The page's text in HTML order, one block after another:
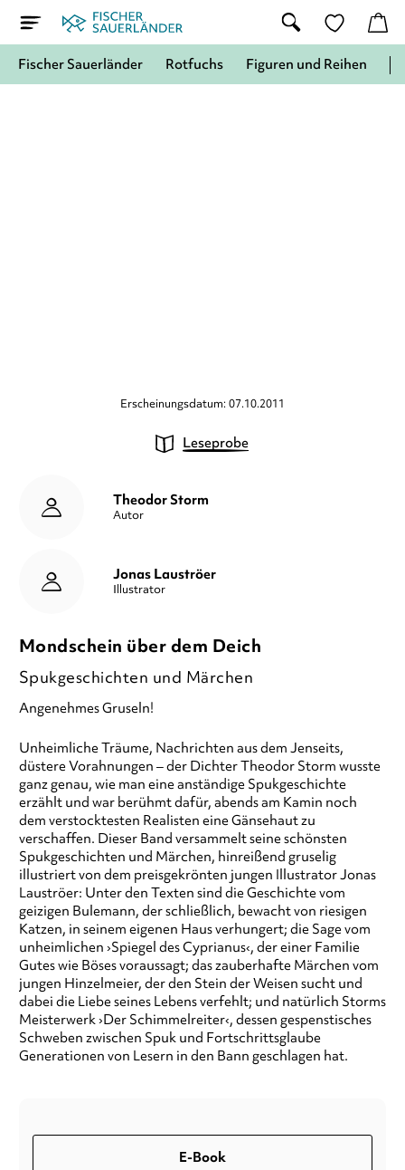
Fischer Sauerländer Rotfuchs Figuren und Reihen
Erscheinungsdatum: 07.10.2011
Leseprobe
Theodor Storm
Autor
Jonas Lauströer
Illustrator
Mondschein über dem Deich
Spukgeschichten und Märchen
Angenehmes Gruseln!
Unheimliche Träume, Nachrichten aus dem Jenseits,
düstere Vorahnungen – der Dichter Theodor Storm wusste
ganz genau, wie man eine anständige Spukgeschichte
erzählt und war berühmt dafür, abends am Kamin noch
dem verstocktesten Realisten eine Gänsehaut zu
verschaffen. Dieser Band versammelt seine schönsten
Spukgeschichten und Märchen, hinreißend gruselig
illustriert von dem preisgekrönten jungen Illustrator Jonas
Lauströer: Unter den Texten sind die Geschichte vom
geizigen Bulemann, der schließlich, bewacht von riesigen
Katzen, in seinem eigenen Haus verhungert; die Sage vom
unheimlichen ›Spiegel des Cyprianus‹, der einer Familie
Gutes wie Böses voraussagt; das zauberhafte Märchen vom
jungen Hinzelmeier, der den Stein der Weisen sucht und
dabei die Liebe seines Lebens verfehlt; und natürlich Storms
Meisterwerk ›Der Schimmelreiter‹, dessen gespenstisches
Schweben zwischen Spuk und Fortschrittsglaube
Generationen von Lesern in den Bann geschlagen hat.
E-Book